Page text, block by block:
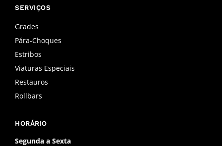
b
o
k
-
f
a
m
SERVIÇOS
Grades
Pára-Choques
Estribos
Viaturas Especiais
Restauros
Rollbars
HORÁRIO
Segunda a Sexta